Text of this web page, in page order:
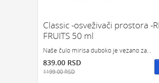
Classic -osveživači prostora -
FRUITS 50 ml
Naše čulo mirisa duboko je vezano za...
839.00 RSD
1199.00 RSD